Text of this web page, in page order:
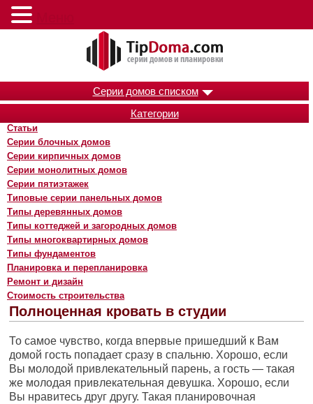
Серии домов списком
Категории
Статьи
Серии блочных домов
Серии кирпичных домов
Серии монолитных домов
Серии пятиэтажек
Типовые серии панельных домов
Типы деревянных домов
Типы коттеджей и загородных домов
Типы многоквартирных домов
Типы фундаментов
Планировка и перепланировка
Ремонт и дизайн
Стоимость строительства
Полноценная кровать в студии
То самое чувство, когда впервые пришедший к Вам
домой гость попадает сразу в спальню. Хорошо, если
Вы молодой привлекательный парень, а гость — такая
же молодая привлекательная девушка. Хорошо, если
Вы нравитесь друг другу. Такая планировочная